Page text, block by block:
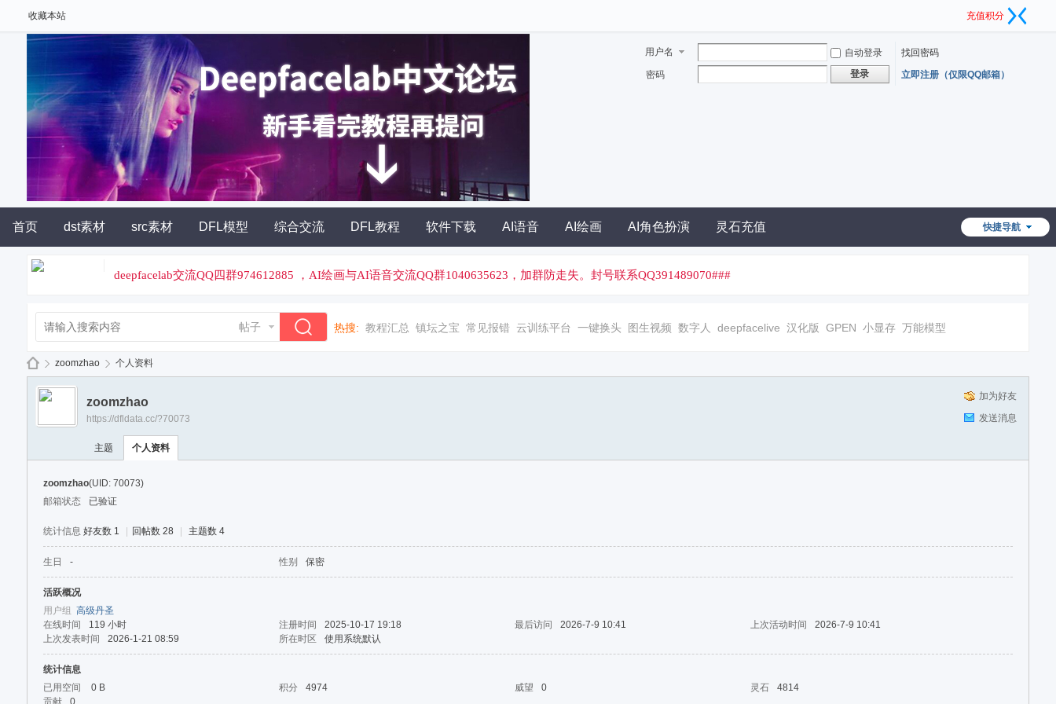
收藏本站 充值积分
用户名 自动登录
找回密码
密码
登录 立即注册（仅限QQ邮箱）
快捷导航
首页 dst素材 src素材 DFL模型 综合交流 DFL教程 软件下载 AI语音 AI绘画 AI角色扮演 灵石充值
deepfacelab交流QQ四群974612885 ，AI绘画与AI语音交流QQ群1040635623，加群防走失。封号联系QQ391489070###
帖子
热搜: 教程汇总 镇坛之宝 常见报错 云训练平台 一键换头 图生视频 数字人 deepfacelive 汉化版 GPEN 小显存 万能模型
›
zoomzhao 个人资料
加为好友
发送消息
zoomzhao
https://dfldata.cc/?70073
主题 个人资料
zoomzhao(UID: 70073)
邮箱状态
已验证
统计信息 好友数 1 回帖数 28 主题数 4
生日 - 性别 保密
活跃概况
用户组 高级丹圣
在线时间
119 小时 注册时间 2025-10-17 19:18 最后访问 2026-7-9 10:41 上次活动时间
2026-7-9 10:41
上次发表时间
2026-1-21 08:59 所在时区 使用系统默认
统计信息
已用空间
0 B 积分 4974 威望 0 灵石
4814
贡献
0